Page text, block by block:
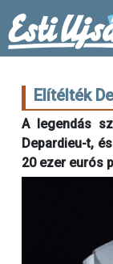
Elítélték
A legendás
Depardieu-t,
20 ezer eurós